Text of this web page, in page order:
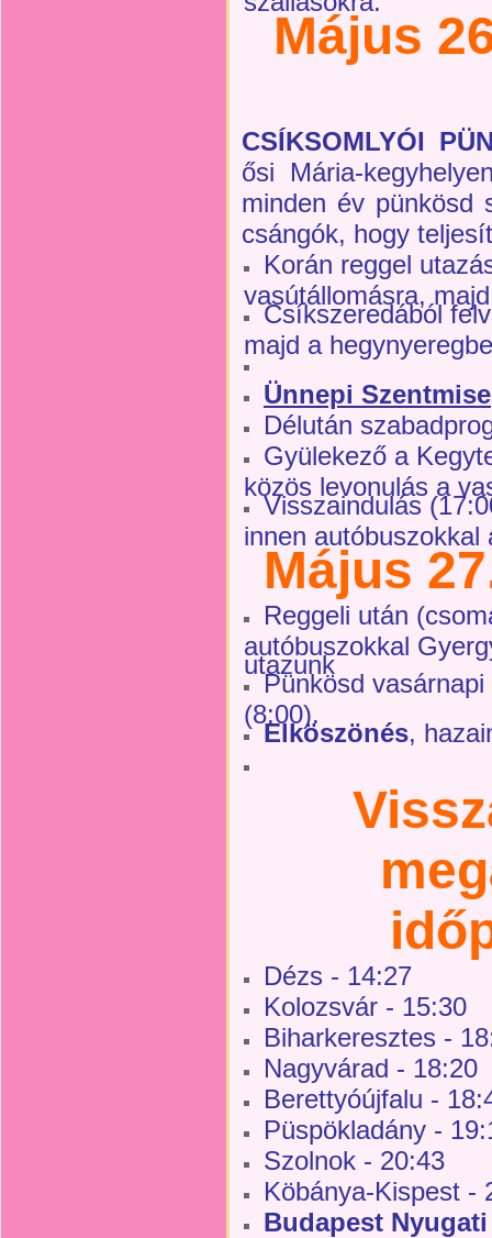
Május
CSÍKSOMLYÓI
ősi Mária-
minden év pünkösd
csángók, hogy
Korán reggel
vasútállomásra,
Csíkszeredából
majd a
Ünnepi Szentmise
Délután
Gyülekező a
közös levonulás a
Visszaindulás
innen autóbuszokkal
Május
Reggeli után
autóbuszokkal
utazunk
Pünkösd
(8:00).
Elköszönés,
Dézs - 14:27
Kolozsvár - 15:30
Biharkeresztes -
Nagyvárad - 18:20
Berettyóújfalu -
Püspökladány -
Szolnok - 20:43
Köbánya-Kispest -
Budapest